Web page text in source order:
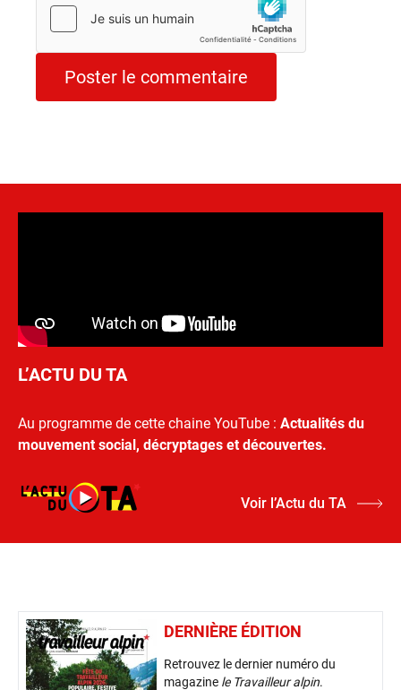
L’ACTU DU TA
Au programme de cette chaine YouTube : Actualités du
mouvement social, décryptages et découvertes.
Voir l’Actu du TA
DERNIÈRE ÉDITION
Retrouvez le dernier numéro du
magazine le Travailleur alpin.